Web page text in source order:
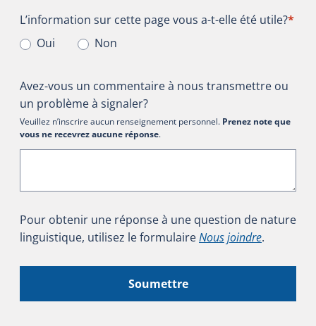
L’information sur cette page vous a-t-elle été utile?
L’information sur cette page vous a-t-elle été utile?*
Oui
Non
Avez-vous un commentaire à nous transmettre ou
un problème à signaler?
Veuillez n’inscrire aucun renseignement personnel. Prenez note que
vous ne recevrez aucune réponse.
Pour obtenir une réponse à une question de nature
linguistique, utilisez le formulaireNous joindre.
Soumettre